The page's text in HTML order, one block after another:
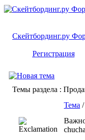
Скейтбординг.ру
Регистрация
Темы раздела :
Тема /